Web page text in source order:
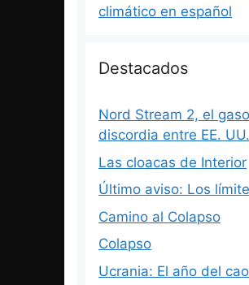
climático en español
Destacados
Nord Stream 2, el
discordia entre EE.
Las cloacas de Interior
Último aviso: Los
Camino al Colapso
Colapso
Ucrania: El año del